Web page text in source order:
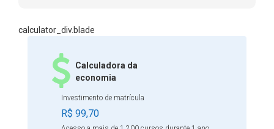
concomitante com os diferentes componentes
uma das principais formas de se manter atualizado para
o mercado de trabalho! Este curso foi elaborado para
ajudar no desenvolvimento de habilidades que poderão
ser utilizadas tanto por quem já está inserido no mercado
profissional, quanto para quem está em busca de
calculator_div.blade
Calculadora da
economia
Investimento de matrícula
R$ 99,70